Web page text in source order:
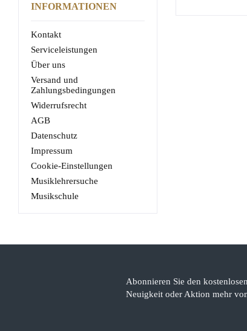
INFORMATIONEN
Kontakt
Serviceleistungen
Über uns
Versand und
Zahlungsbedingungen
Widerrufsrecht
AGB
Datenschutz
Impressum
Cookie-Einstellungen
Musiklehrersuche
Musikschule
Abonnieren Sie den
Neuigkeit oder Aktion mehr